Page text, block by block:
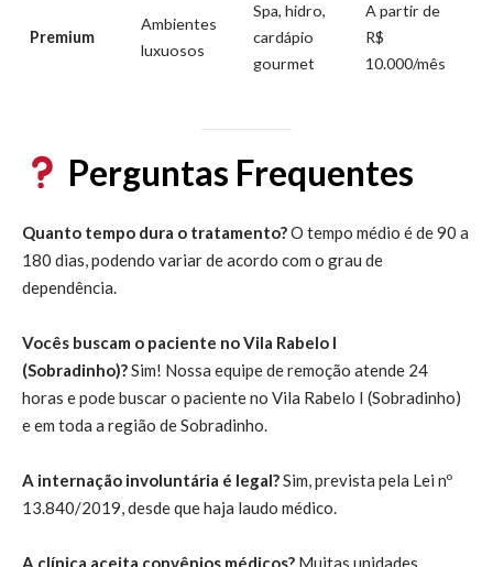
Premium
Ambientes
luxuosos
Spa, hidro,
cardápio
gourmet
A partir de
R$
10.000/mês
Perguntas Frequentes
Quanto tempo dura o tratamento?O tempo médio é de 90 a
180 dias, podendo variar de acordo com o grau de
dependência.
Vocês buscam o paciente no Vila Rabelo I
(Sobradinho)?Sim! Nossa equipe de remoção atende 24
horas e pode buscar o paciente no Vila Rabelo I (Sobradinho)
e em toda a região de Sobradinho.
A internação involuntária é legal?Sim, prevista pela Lei nº
13.840/2019, desde que haja laudo médico.
A clínica aceita convênios médicos? Muitas unidades